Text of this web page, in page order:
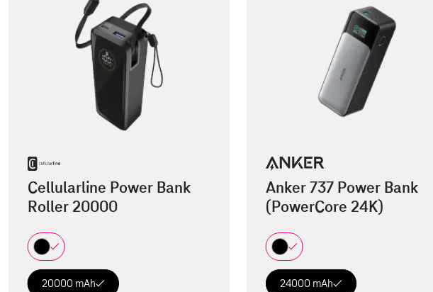
Cellularline Power Bank
Roller 20000
20000 mAh
Anker 737 Power Bank
(PowerCore 24K)
24000 mAh